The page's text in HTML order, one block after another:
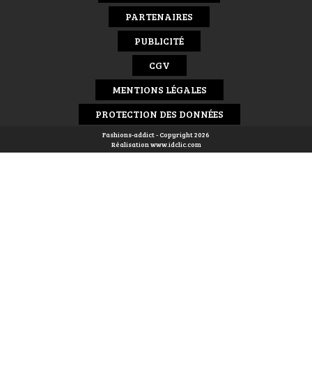
PARTENAIRES
PUBLICITÉ
CGV
MENTIONS LÉGALES
PROTECTION DES DONNÉES
Fashions-addict - Copyright 2026
Réalisationwww.idclic.com